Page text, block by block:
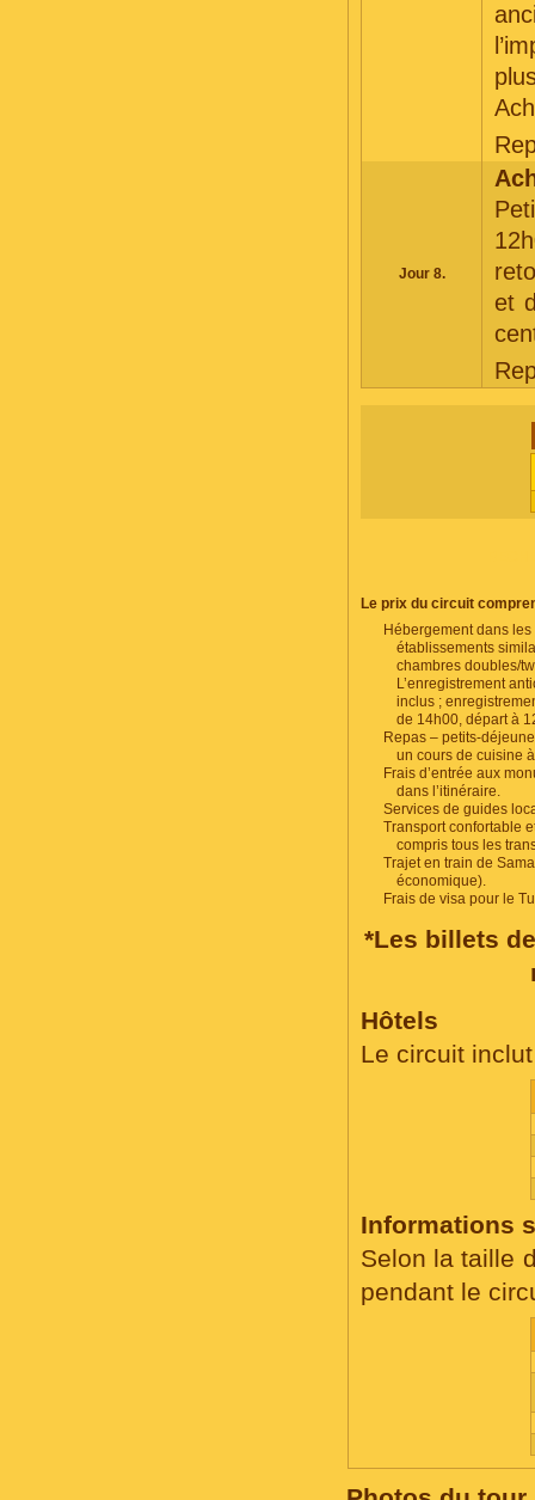
Jour 8.
et
Le prix du circuit
Hébergement dans
établissements
chambres doubles/
L’enregistrement
inclus ;
de 14h00, départ à
Repas – petits-
un cours de cuisine
Frais d’entrée aux
dans l’itinéraire.
Services de guides
Transport confortable
compris tous les
Trajet en train de
économique).
Frais de visa pour le
*Les billets
Hôtels
Le circuit
Informations
Selon la taille
pendant le